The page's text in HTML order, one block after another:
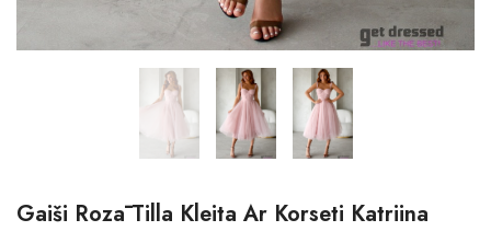
Gaiši Rozā Tilla Kleita Ar Korseti Katriina